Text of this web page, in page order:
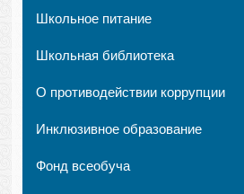
Школьное питание
Школьная библиотека
О противодействии коррупции
Инклюзивное образование
Фонд всеобуча